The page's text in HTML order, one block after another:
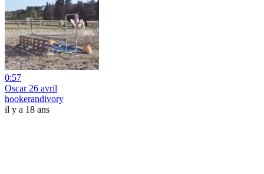
0:57
Oscar 26 avril
hookerandivory
il y a 18 ans